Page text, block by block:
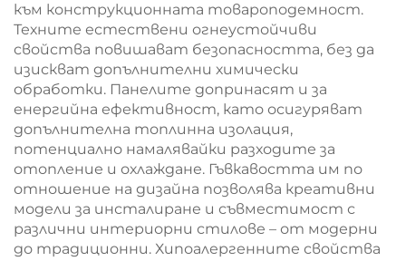
към конструкционната товароподемност.
Техните естествени огнеустойчиви
свойства повишават безопасността, без да
изискват допълнителни химически
обработки. Панелите допринасят и за
енергийна ефективност, като осигуряват
допълнителна топлинна изолация,
потенциално намалявайки разходите за
отопление и охлаждане. Гъвкавостта им по
отношение на дизайна позволява креативни
модели за инсталиране и съвместимост с
различни интериорни стилове – от модерни
до традиционни. Хипоалергенните свойства